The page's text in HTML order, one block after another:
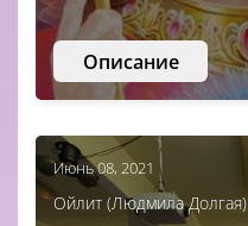
Описание
Июнь 08, 2021
Ойлит (Людмила Долгая)